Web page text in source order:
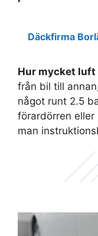
Däckfirma
Hur mycket luft
från bil till
något runt 2.5
förardörren eller
man